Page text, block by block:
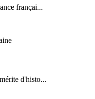
françai...
d'histo...